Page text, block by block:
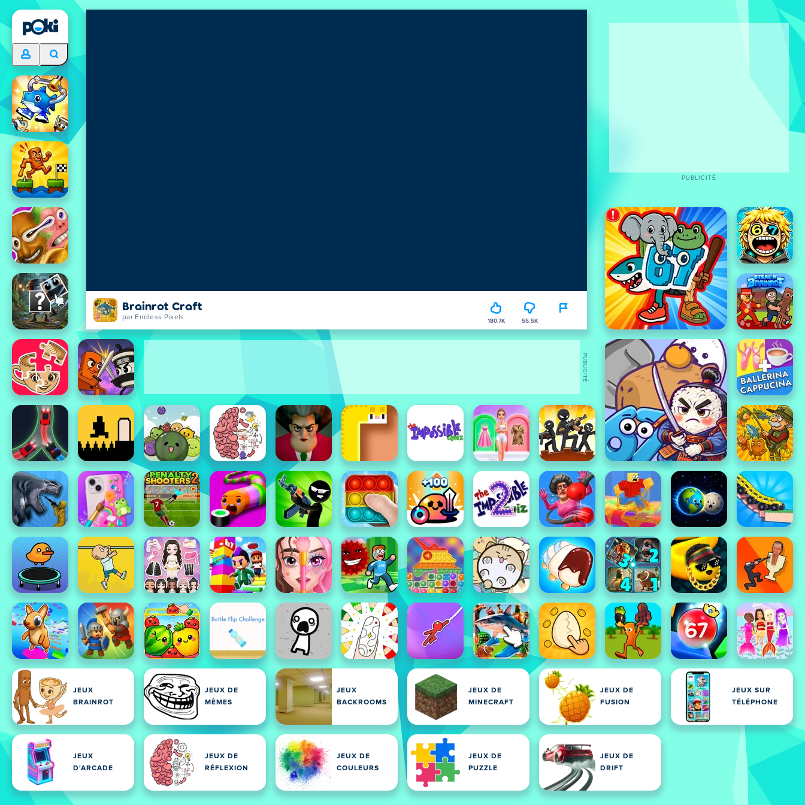
Brainrot Craft
par Endless Pixels 180.7K 55.5K
JEUX
BRAINROT
JEUX DE
MÈMES
JEUX
BACKROOMS
JEUX DE
MINECRAFT
JEUX DE
FUSION
JEUX SUR
TÉLÉPHONE
JEUX
D'ARCADE
JEUX DE
RÉFLEXION
JEUX DE
COULEURS
JEUX DE
PUZZLE
JEUX DE
DRIFT
PUBLICITÉ
PUBLICITÉ